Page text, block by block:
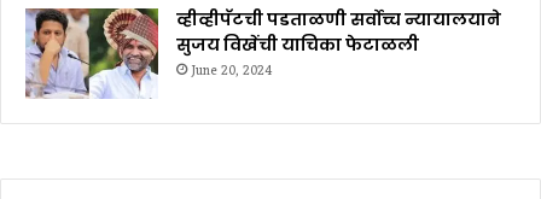
व्हीव्हीपॅटची पडताळणी सर्वोच्च न्यायालयाने
सुजय विखेंची याचिका फेटाळली
June 20, 2024